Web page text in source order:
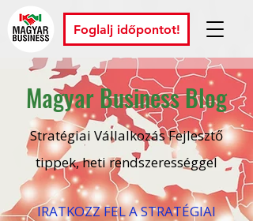
Foglalj időpontot!
Magyar Business Blog
Stratégiai Vállalkozás Fejlesztő
tippek, heti rendszerességgel
IRATKOZZ FEL A STRATÉGIAI